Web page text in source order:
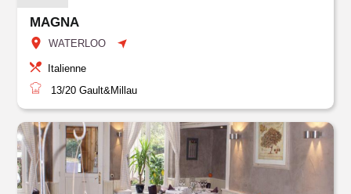
MAGNA
WATERLOO
Italienne
13/20 Gault&Millau